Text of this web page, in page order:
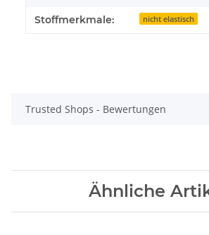
Stoffmerkmale: nicht elastisch
Trusted Shops - Bewertungen
Ähnliche